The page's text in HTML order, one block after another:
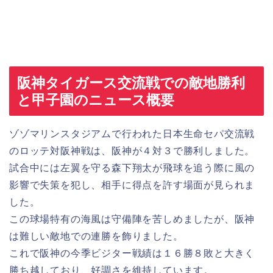
阪神タイガース交流戦での敵地勝利
と甲子園のニュース概要
ゾゾマリンスタジアムで行われた日本生命セパ交流戦
のロッテ対阪神戦は、阪神が４対３で勝利しました。
試合中には左翼を守る森下翔太が飛球を追う際に風の
影響で失策を犯し、相手に得点を許す場面が見られま
した。
この球場特有の海風は守備陣を苦しめましたが、阪神
は難しい敵地での連勝を飾りました。
これで阪神の今季ビジター戦績は１６勝８敗と大きく
勝ち越しており、好調さを維持しています。